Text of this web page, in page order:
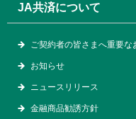
JA共済について
ご契約者の皆さまへ重要な
お知らせ
ニュースリリース
金融商品勧誘方針